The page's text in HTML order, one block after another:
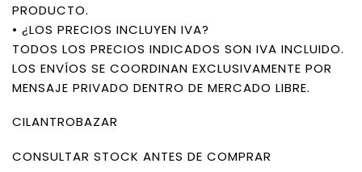
PRODUCTO.
• ¿LOS PRECIOS INCLUYEN IVA?
TODOS LOS PRECIOS INDICADOS SON IVA INCLUIDO.
LOS ENVÍOS SE COORDINAN EXCLUSIVAMENTE POR
MENSAJE PRIVADO DENTRO DE MERCADO LIBRE.
CILANTROBAZAR
CONSULTAR STOCK ANTES DE COMPRAR